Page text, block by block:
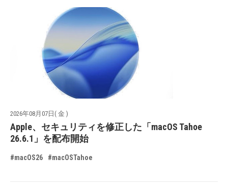
2026年08月07日( 金 )
Apple、セキュリティを修正した「macOS Tahoe
26.6.1」を配布開始
#macOS26 #macOSTahoe